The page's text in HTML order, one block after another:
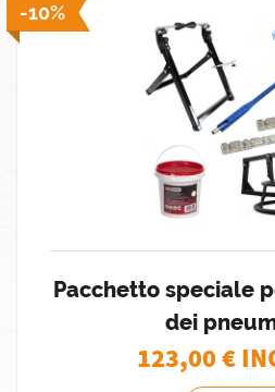
-10%
Pacchetto speciale
dei
123,00€